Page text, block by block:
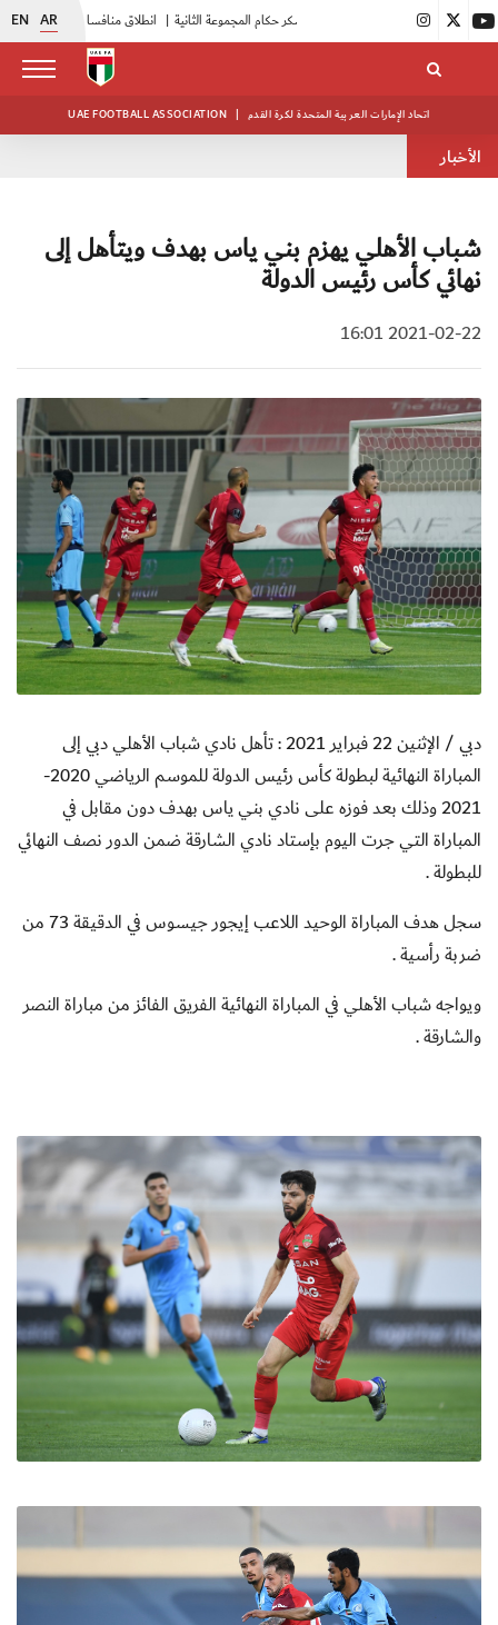
EN AR أبيض الشباب يواصل تدريباته في معسكره بأبوظبي | انطلاق منافسات بطولة النخبة لحرس الرئاسة | بدء فعاليات معسكر حكام المجموعة الثانية |
UAE FOOTBALL ASSOCIATION | اتحاد الإمارات العربية المتحدة لكرة القدم
الأخبار
شباب الأهلي يهزم بني ياس بهدف ويتأهل إلى
نهائي كأس رئيس الدولة
2021-02-22 16:01
دبي / الإثنين 22 فبراير 2021 : تأهل نادي شباب الأهلي دبي إلى
المباراة النهائية لبطولة كأس رئيس الدولة للموسم الرياضي 2020-
2021 وذلك بعد فوزه على نادي بني ياس بهدف دون مقابل في
المباراة التي جرت اليوم بإستاد نادي الشارقة ضمن الدور نصف النهائي
للبطولة .
سجل هدف المباراة الوحيد اللاعب إيجور جيسوس في الدقيقة 73 من
ضربة رأسية .
ويواجه شباب الأهلي في المباراة النهائية الفريق الفائز من مباراة النصر
والشارقة .